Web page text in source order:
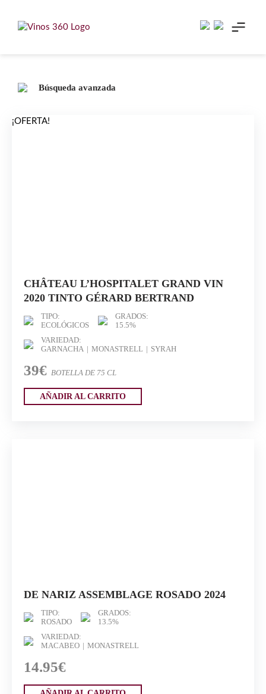
content
Búsqueda avanzada
¡OFERTA!
CHÂTEAU L’HOSPITALET GRAND VIN
2020 TINTO GÉRARD BERTRAND
TIPO:
ECOLÓGICOS
GRADOS:
15.5%
VARIEDAD:
GARNACHA
MONASTRELL SYRAH
39€ BOTELLA DE 75 CL
AÑADIR AL CARRITO
DE NARIZ ASSEMBLAGE ROSADO 2024
TIPO:
ROSADO
GRADOS:
13.5%
VARIEDAD:
MACABEO
MONASTRELL
14.95€